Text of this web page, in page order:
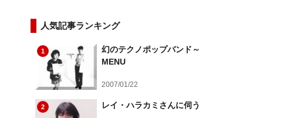
人気記事ランキング
1
幻のテクノポップバンド～
MENU
2007/01/22
2 レイ・ハラカミさんに伺う